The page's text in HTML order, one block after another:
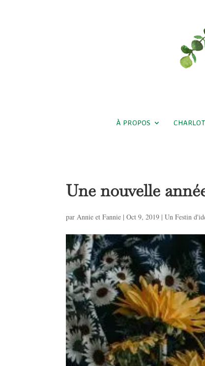
À PROPOS
Une nouvelle
parAnnie et Fannie |Oct 9, 2019 |Un Festin